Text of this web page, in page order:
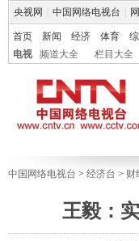
央视网 中国网络电视台
首页 新闻 经济 体育
电视
频道大全 栏目大全
中国网络电视台 > 经济台 > 财
王毅：